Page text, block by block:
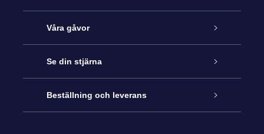
Kundtjänst
Kontakta oss
Blogg
Våra gåvor
Online-Stjärngåva
OSR Gåvopaket
Se din stjärna
Stjärnregiste
Beställning och leverans